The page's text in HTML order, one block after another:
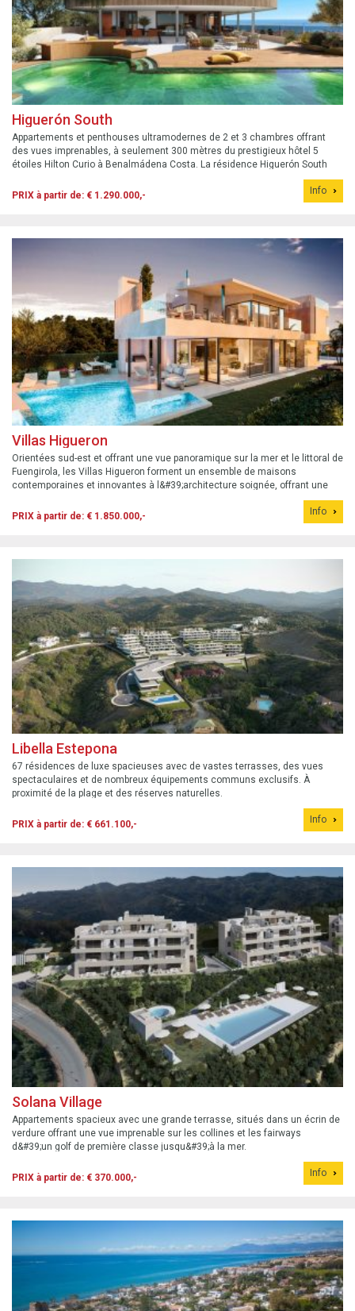
Higuerón South
Appartements et penthouses ultramodernes de 2 et 3 chambres offrant
des vues imprenables, à seulement 300 mètres du prestigieux hôtel 5
étoiles Hilton Curio à Benalmádena Costa. La résidence Higuerón South
comprend 164 appartements de luxe haut de gamme, des penthouses Sky
Villa et des Sky T...
PRIX à partir de: € 1.290.000,- Info
Villas Higueron
Orientées sud-est et offrant une vue panoramique sur la mer et le littoral de
Fuengirola, les Villas Higueron forment un ensemble de maisons
contemporaines et innovantes à l&#39;architecture soignée, offrant une
atmosphère harmonieuse grâce à des espaces lumineux et de grandes
fenêtres permet...
PRIX à partir de: € 1.850.000,- Info
Libella Estepona
67 résidences de luxe spacieuses avec de vastes terrasses, des vues
spectaculaires et de nombreux équipements communs exclusifs. À
proximité de la plage et des réserves naturelles.
PRIX à partir de: € 661.100,- Info
Solana Village
Appartements spacieux avec une grande terrasse, situés dans un écrin de
verdure offrant une vue imprenable sur les collines et les fairways
d&#39;un golf de première classe jusqu&#39;à la mer.
PRIX à partir de: € 370.000,- Info